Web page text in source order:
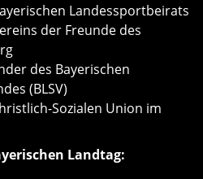
Landessportbeirats
der Freunde des
des Bayerischen
(BLSV)
Sozialen Union im
Landtag: